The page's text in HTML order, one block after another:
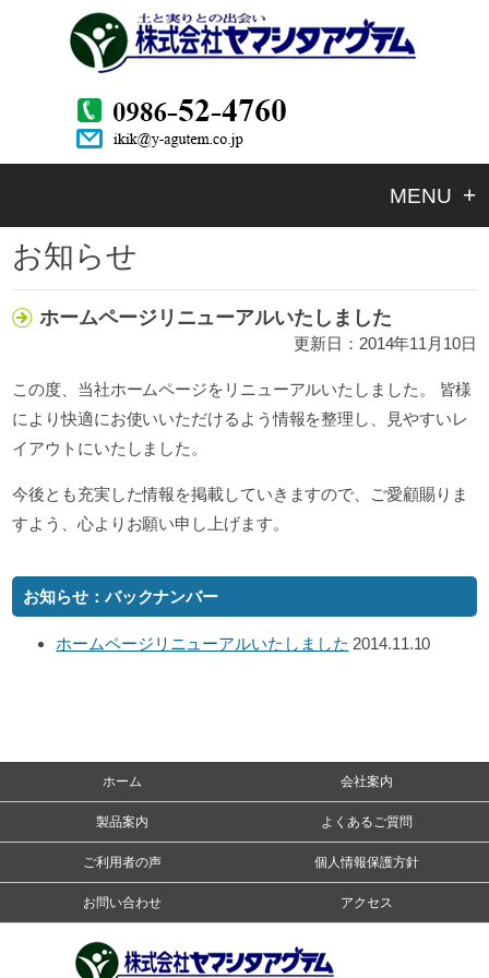
MENU
ホーム
製品案内
よくあるご質問
アクセス
お知らせ
ホームページリニューアルいたしました
更新日：2014年11月10日
この度、当社ホームページをリニューアルいたしました。 皆様
により快適にお使いいただけるよう情報を整理し、見やすいレ
イアウトにいたしました。
今後とも充実した情報を掲載していきますので、ご愛顧賜りま
すよう、心よりお願い申し上げます。
お知らせ：バックナンバー
ホームページリニューアルいたしました 2014.11.10
ホーム 会社案内
製品案内 よくあるご質問
ご利用者の声 個人情報保護方針
お問い合わせ アクセス